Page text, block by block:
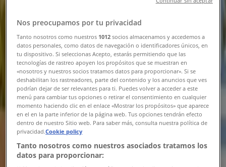
Ny
Matcenter
Kampanjpriser!
Utgår den 9/8Skuggarvet
Ny
Nos preocupamos por tu privacidad
Tanto nosotros como nuestros 1012 socios almacenamos y accedemos a
datos personales, como datos de navegación o identificadores únicos, en
tu dispositivo. Si seleccionas Acepto, estarás permitiendo que las
tecnologías de rastreo apoyen los propósitos que se muestran en
«nosotros y nuestros socios tratamos datos para proporcionar». Si se
deshabilitan los rastreadores, parte del contenido y los anuncios que ves
podrían dejar de ser relevantes para ti. Puedes volver a acceder a este
menú para cambiar tus opciones o retirar el consentimiento en cualquier
momento haciendo clic en el enlace «Mostrar los propósitos» que aparece
en el en la parte inferior de la página web. Tus opciones tendrán efecto
dentro de nuestro Sitio web. Para saber más, consulta nuestra política de
privacidad.Cookie policy
Tanto nosotros como nuestros asociados tratamos los
datos para proporcionar: